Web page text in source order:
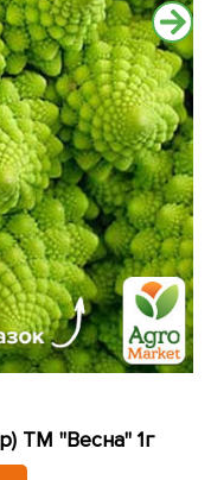
ТМ "Весна" 1г